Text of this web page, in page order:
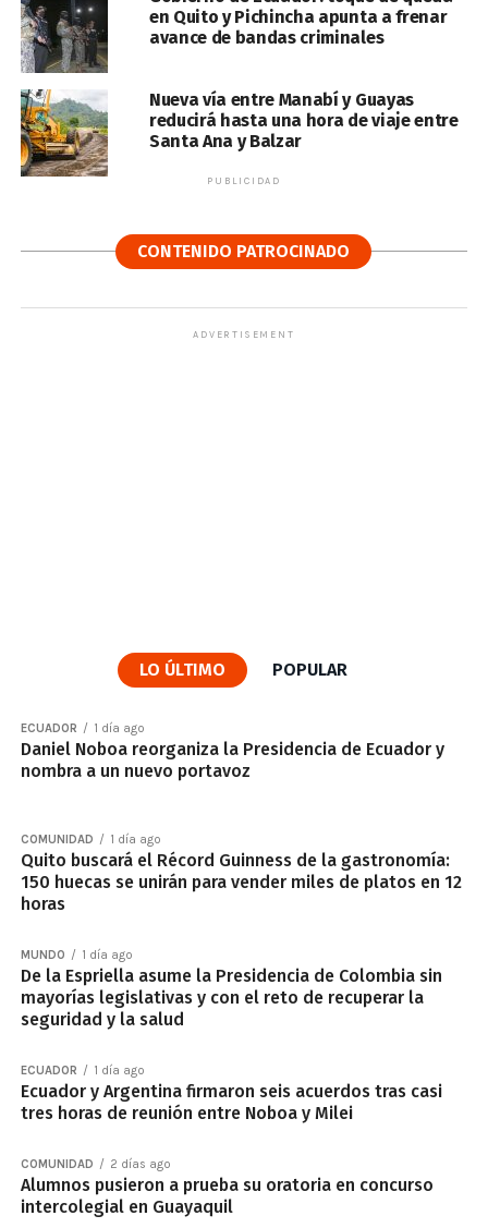
en Quito y Pichincha apunta a frenar
avance de bandas criminales
Nueva vía entre Manabí y Guayas
reducirá hasta una hora de viaje entre
Santa Ana y Balzar
PUBLICIDAD
CONTENIDO PATROCINADO
ADVERTISEMENT
LO ÚLTIMO POPULAR
ECUADOR 1 día ago
Daniel Noboa reorganiza la Presidencia de Ecuador y
nombra a un nuevo portavoz
COMUNIDAD 1 día ago
Quito buscará el Récord Guinness de la gastronomía:
150 huecas se unirán para vender miles de platos en 12
horas
MUNDO 1 día ago
De la Espriella asume la Presidencia de Colombia sin
mayorías legislativas y con el reto de recuperar la
seguridad y la salud
ECUADOR 1 día ago
Ecuador y Argentina firmaron seis acuerdos tras casi
tres horas de reunión entre Noboa y Milei
COMUNIDAD 2 días ago
Alumnos pusieron a prueba su oratoria en concurso
intercolegial en Guayaquil